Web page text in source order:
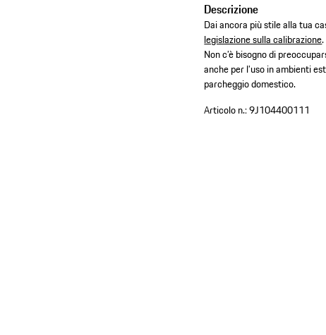
Descrizione
Dai ancora più stile alla tua
legislazione sulla calibrazione.
Non c’è bisogno di
anche per l’uso in ambienti
parcheggio domestico.
Articolo n.:9J104400111